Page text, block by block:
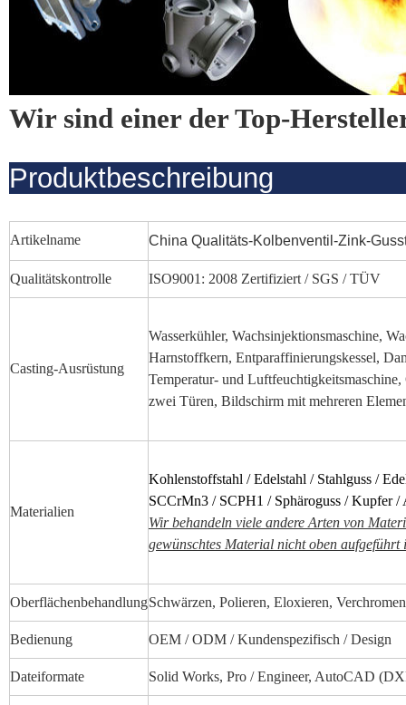
Wir sind einer der Top-
Produktbeschreibung
Artikelname China Qualitäts-Kolbenventil-Zink-
Qualitätskontrolle ISO9001: 2008 Zertifiziert / SGS / TÜV
Casting-Ausrüstung
Wasserkühler, Wachsinjektionsmaschine,
Harnstoffkern, Entparaffinierungskessel,
Temperatur- und
zwei Türen, Bildschirm mit mehreren
Materialien
Kohlenstoffstahl / Edelstahl / Stahlguss /
SCCrMn3 / SCPH1 / Sphäroguss / Kupfer /
Wir behandeln viele andere Arten von
gewünschtes Material nicht oben aufgeführt
OberflächenbehandlungSchwärzen, Polieren, Eloxieren,
Bedienung OEM / ODM / Kundenspezifisch / Design
Dateiformate Solid Works, Pro / Engineer, AutoCAD